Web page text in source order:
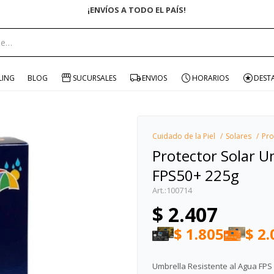
ENVÍO GRATIS EN COMPRAS +$1500 CON CUPÓN "ENVÍO"
BLOG SUCURSALES ENVIOS HORARIOS
Cuidado de la Piel Solares
Protector Solar
FPS50+ 225g
100714
$ 2.407
$ 1.805 $
Umbrella Resistente al Agua